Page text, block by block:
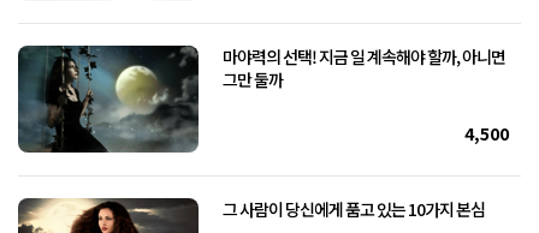
마야력의 선택! 지금 일 계속해야 할까, 아니면
그만 둘까
4,500
그 사람이 당신에게 품고 있는 10가지 본심